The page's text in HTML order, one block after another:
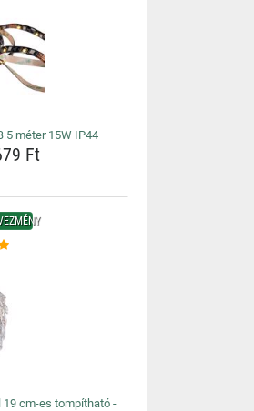
5 méter 15W IP44
Ft
cm-es tompítható -